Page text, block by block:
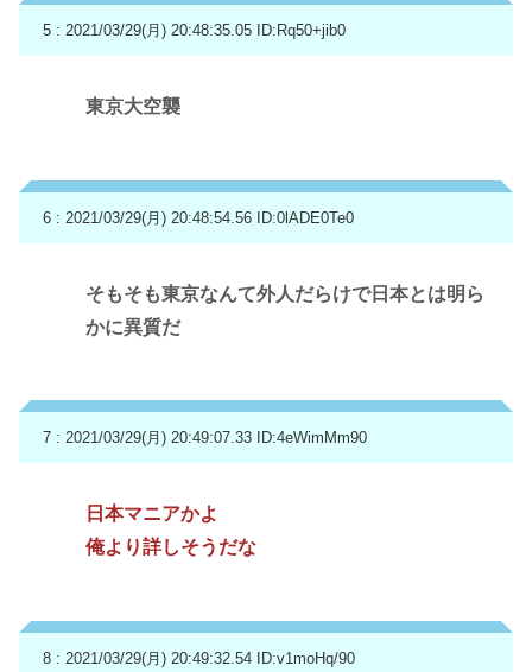
5 : 2021/03/29(月) 20:48:35.05 ID:Rq50+jib0
東京大空襲
6 : 2021/03/29(月) 20:48:54.56 ID:0lADE0Te0
そもそも東京なんて外人だらけで日本とは明ら
かに異質だ
7 : 2021/03/29(月) 20:49:07.33 ID:4eWimMm90
日本マニアかよ
俺より詳しそうだな
8 : 2021/03/29(月) 20:49:32.54 ID:v1moHq/90